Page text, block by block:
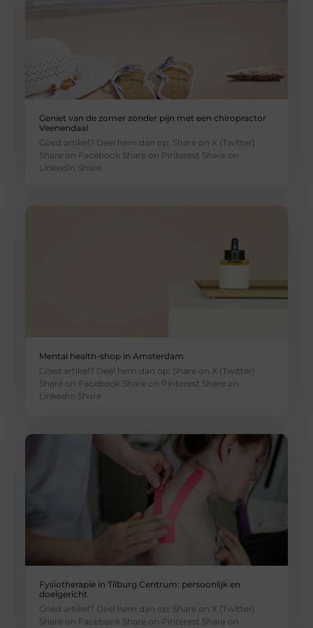
Geniet van de zomer zonder pijn met een chiropractor
Veenendaal
Goed artikel? Deel hem dan op: Share on X (Twitter)
Share on Facebook Share on Pinterest Share on
LinkedIn Share
Mental health-shop in Amsterdam
Goed artikel? Deel hem dan op: Share on X (Twitter)
Share on Facebook Share on Pinterest Share on
LinkedIn Share
Fysiotherapie in Tilburg Centrum: persoonlijk en
doelgericht
Goed artikel? Deel hem dan op: Share on X (Twitter)
Share on Facebook Share on Pinterest Share on